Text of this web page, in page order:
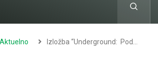
Aktuelno Izložba “Underground: Pod…